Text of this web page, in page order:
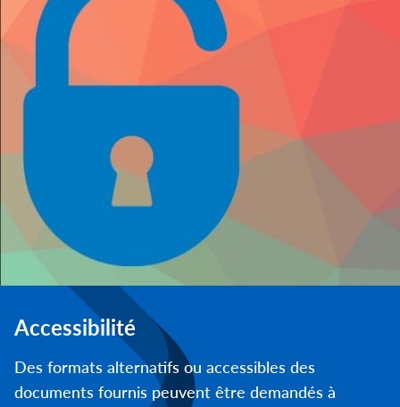
Accessibilité
Des formats alternatifs ou accessibles des
documents fournis peuvent être demandés à